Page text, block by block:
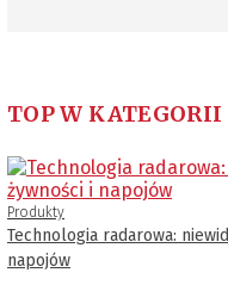
TOP W KATEGORII
Produkty
Technologia radarowa:
napojów